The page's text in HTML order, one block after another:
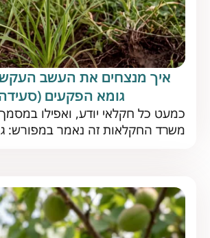
איך מנצחים את העשב
גומא הפקעים
כמעט כל חקלאי יודע, ואפילו
משרד החקלאות זה נאמר במפורש:
– עשב שוטה רב-שנתי, מהנפוצים
ובעולם, שנחשב לאחד המזיקים
כיצד […]